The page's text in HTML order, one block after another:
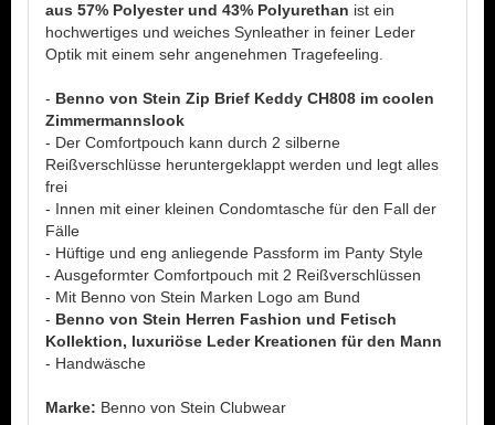
aus 57% Polyester und 43% Polyurethan ist ein
hochwertiges und weiches Synleather in feiner Leder
Optik mit einem sehr angenehmen Tragefeeling.
- Benno von Stein Zip Brief Keddy CH808 im coolen
Zimmermannslook
- Der Comfortpouch kann durch 2 silberne
Reißverschlüsse heruntergeklappt werden und legt alles
frei
- Innen mit einer kleinen Condomtasche für den Fall der
Fälle
- Hüftige und eng anliegende Passform im Panty Style
- Ausgeformter Comfortpouch mit 2 Reißverschlüssen
- Mit Benno von Stein Marken Logo am Bund
- Benno von Stein Herren Fashion und Fetisch
Kollektion, luxuriöse Leder Kreationen für den Mann
- Handwäsche
Marke: Benno von Stein Clubwear